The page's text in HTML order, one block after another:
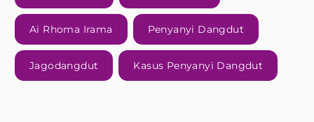
Ai Rhoma Irama Penyanyi Dangdut
Jagodangdut Kasus Penyanyi Dangdut